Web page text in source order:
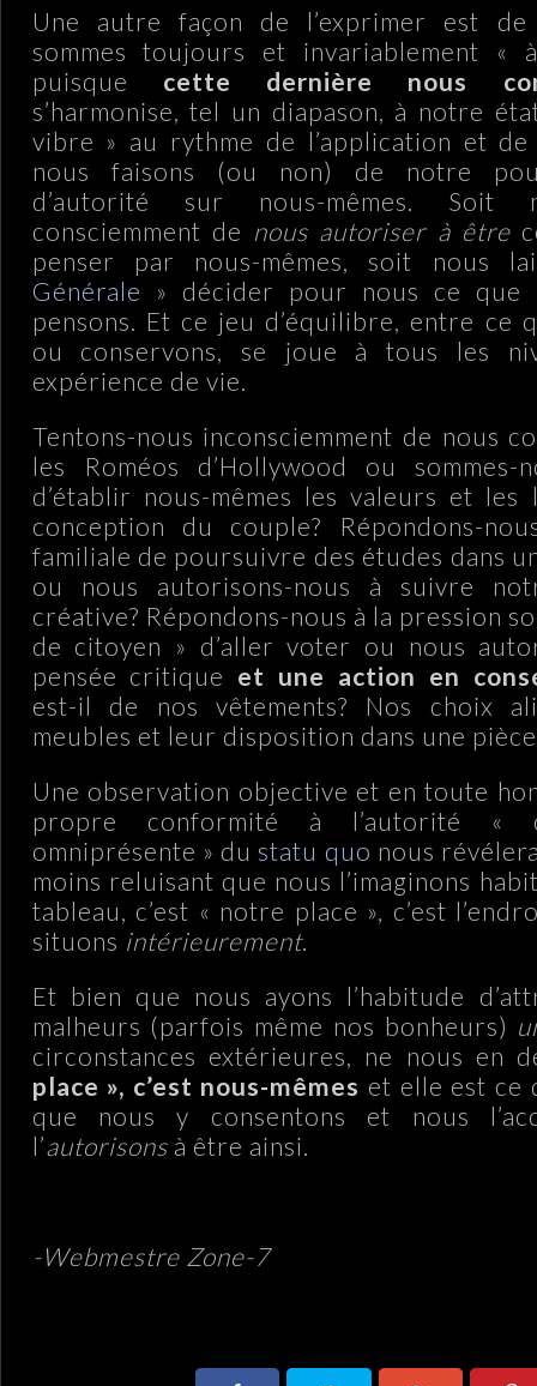
Une autre façon de l’exprimer est
sommes toujours et invariablement «
puisque cette dernière nous
s’harmonise, tel un diapason, à notre
vibre » au rythme de l’application et de
nous faisons (ou non) de notre
d’autorité sur nous-mêmes. Soit
consciemment de nous autoriser à être
penser par nous-mêmes, soit nous
Générale » décider pour nous ce que
pensons. Et ce jeu d’équilibre, entre ce
ou conservons, se joue à tous les
expérience de vie.
Tentons-nous inconsciemment de nous
les Roméos d’Hollywood ou sommes-
d’établir nous-mêmes les valeurs et
conception du couple? Répondons-
familiale de poursuivre des études dans
ou nous autorisons-nous à suivre
créative? Répondons-nous à la pression
de citoyen » d’aller voter ou nous
pensée critique et une action en
est-il de nos vêtements? Nos choix
meubles et leur disposition dans une
Une observation objective et en toute
propre conformité à l’autorité «
omniprésente » dustatu quo nous
moins reluisant que nous l’imaginons
tableau, c’est « notre place », c’est
situons intérieurement.
Et bien que nous ayons l’habitude
malheurs (parfois même nos bonheurs)
circonstances extérieures, ne nous en
place », c’est nous-mêmes et elle est ce
que nous y consentons et nous
l’autorisonsà être ainsi.
-Webmestre Zone-7